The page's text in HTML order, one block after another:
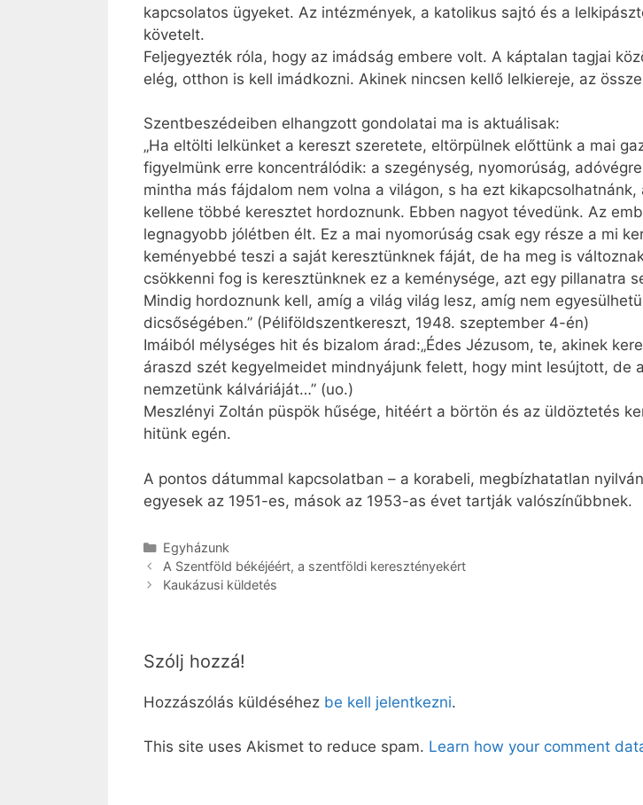
kapcsolatos ügyeket. Az intézmények, a katolikus sajtó és a
követelt.
Feljegyezték róla, hogy az imádság embere volt. A káptalan tagjai
elég, otthon is kell imádkozni. Akinek nincsen kellő lelkiereje, az
Szentbeszédeiben elhangzott gondolatai ma is aktuálisak:
„Ha eltölti lelkünket a kereszt szeretete, eltörpülnek előttünk a mai
figyelmünk erre koncentrálódik: a szegénység, nyomorúság,
mintha más fájdalom nem volna a világon, s ha ezt
kellene többé keresztet hordoznunk. Ebben nagyot tévedünk. Az
legnagyobb jólétben élt. Ez a mai nyomorúság csak egy része a mi
keményebbé teszi a saját keresztünknek fáját, de ha meg is
csökkenni fog is keresztünknek ez a keménysége, azt egy pillanatra
Mindig hordoznunk kell, amíg a világ világ lesz, amíg nem
dicsőségében.” (Péliföldszentkereszt, 1948. szeptember 4-én)
Imáiból mélységes hit és bizalom árad:„Édes Jézusom, te, akinek
áraszd szét kegyelmeidet mindnyájunk felett, hogy mint lesújtott, de
nemzetünk kálváriáját…” (uo.)
Meszlényi Zoltán püspök hűsége, hitéért a börtön és az üldöztetés
hitünk egén.
A pontos dátummal kapcsolatban – a korabeli, megbízhatatlan
egyesek az 1951-es, mások az 1953-as évet tartják valószínűbbnek.
Kategória
Egyházunk
A Szentföld békéjéért, a szentföldi keresztényekért
Kaukázusi küldetés
Szólj hozzá!
Hozzászólás küldéséhez be kell jelentkezni.
This site uses Akismet to reduce spam. Learn how your comment